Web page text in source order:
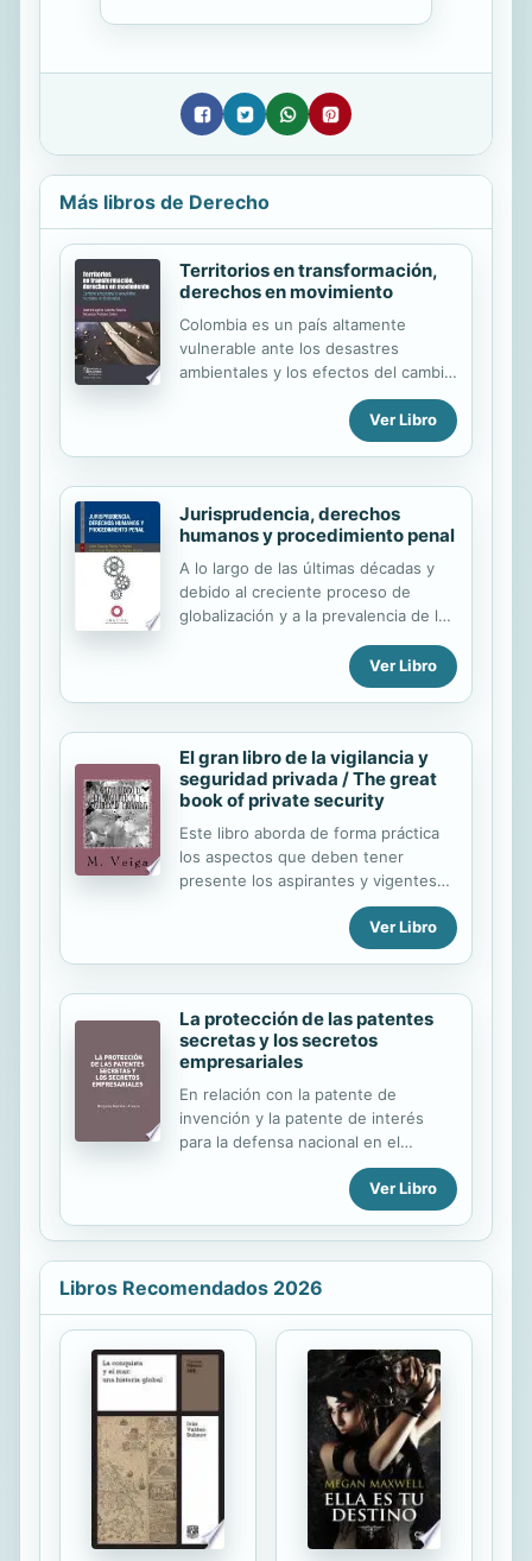
Más libros de Derecho
Territorios en transformación,
derechos en movimiento
Colombia es un país altamente
vulnerable ante los desastres
ambientales y los efectos del cambio
climático. El Banco Mundial ha
señalado que el 84.7% de la
población y el 86.6% de los activos
a dos o más amenazas ambientales.
Así mismo, el IDEAM ha advertido
sobre los peligrosos efectos del
cambio climático global, como los
procesos de desertización, las lluvias
torrenciales y la elevación del nivel
consecuencias de las catástrofes
asociadas a amenazas naturales y al
cambio climático es la afectación de
los...
Ver Libro
Jurisprudencia, derechos
humanos y procedimiento penal
A lo largo de las últimas décadas y
debido al creciente proceso de
globalización y a la prevalencia de las
en todo el orbe, hemos presenciado
el surgimiento de numerosos
materia, los cuales ya han sido
incorporados al bloque de
constitucionalidad de diversos
países. En México, esta inclusión se
dio a partir de la reforma
constitucional del 10 de junio de
2011. Si bien esta modificación
la protección de los derechos
humanos a nivel nacional, también
Ver Libro
El gran libro de la vigilancia y
seguridad privada / The great
book of private security
Este libro aborda de forma práctica
los aspectos que deben tener
presente los aspirantes y vigentes
vigilantes de seguridad en el
desempeño de sus funcionesVer Libro
La protección de las patentes
secretas y los secretos
empresariales
En relación con la patente de
invención y la patente de interés
para la defensa nacional en el
Derecho Español, se aborda el
régimen jurídico de la Patente de
Invención, aludiendo a su origen y
regulación, así como a su normativa
internacional, europea, comunitaria e
interna básica, porque no olvidemos
defensa nacional es una patente de
invención que deberá observar el
régimen jurídico establecido para la
misma. Se propone como concepto
de patente en general, que
constituye el objeto material del
delito de divulgación intencionada de
Ver Libro
Libros Recomendados 2026